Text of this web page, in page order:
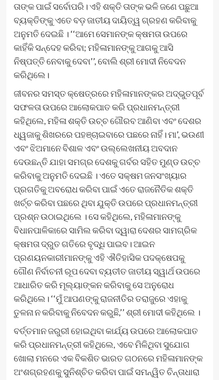
ତାଙ୍କ ପାଇଁ ସର୍ବୋପରି। ଏହି ଶକ୍ତି ତାଙ୍କ ଭଳି ଜଣେ ପଛୁଆ
ବ୍ୟକ୍ତିଙ୍କୁ ଏତେ ବଡ଼ ଜାତୀୟ ଦାୟିତ୍ୱ ଗ୍ରହଣ କରିବାକୁ
ଅନୁମତି ଦେଇଛି । ‘‘ଆମେ ସେମାନଙ୍କ କ୍ଷମତା ଉପରେ
କାହିଁକି ସନ୍ଦେହ କରିବା; ମହିଳାମାନଙ୍କୁ ଆଗକୁ ଆସି
ନିଷ୍ପତ୍ତି ନେବାକୁ ଦେବା’’, ବୋଲି ଶ୍ରୀ ମୋଦୀ ନିବେଦନ
କରିଥିଲେ।
ଜୀବନର ସମସ୍ତ କ୍ଷେତ୍ରରେ ମହିଳାମାନଙ୍କର ଅଦ୍ଭୁତପୂର୍ବ
ସଫଳତା ଉପରେ ଆଲୋକପାତ କରି ପ୍ରଧାନମନ୍ତ୍ରୀ
କହିଥିଲେ, ମହିଳା ଶକ୍ତି ଉଚ୍ଚ ଗୌରବ ଆଣିବା ଏବଂ ଦେଶର
ଧ୍ୱଜାକୁ ଶିଖରରେ ପହଞ୍ଚାଇବାରେ ପଛରେ ନାହିଁ। ମା’, ଭଉଣୀ
ଏବଂ ଝିଅମାନେ ବିଶାଳ ଏବଂ ଉଲ୍ଲେଖନୀୟ ଅବଦାନ
ଦେଉଛନ୍ତି ଯାହା ସମଗ୍ର ଦେଶକୁ ଗର୍ବର ସହିତ ମୁଣ୍ଡ ଉଚ୍ଚ
କରିବାକୁ ଅନୁମତି ଦେଇଛି । ଏତେ ସକ୍ଷମ ଜନସଂଖ୍ୟାର
ପ୍ରଗତିକୁ ଅବରୋଧ କରିବା ପାଇଁ ଏତେ ରାଜନୈତିକ ଶକ୍ତି
ଖର୍ଚ୍ଚ କରିବା ପଛରେ ଥିବା ଯୁକ୍ତି ଉପରେ ପ୍ରଧାନମନ୍ତ୍ରୀ
ପ୍ରଶ୍ନ ଉଠାଇଥିଲେ । ସେ କହିଥିଲେ, ମହିଳାମାନଙ୍କୁ
ବିଧାନପାଳିକାରେ ସାମିଲ କରିବା ଦ୍ୱାରା ଦେଶର ସାମଗ୍ରିକ
କ୍ଷମତା ଦ୍ରୁତ ଗତିରେ ବୃଦ୍ଧି ପାଇବ। ଆଇନ
ପ୍ରଣୟନକାରୀମାନଙ୍କୁ ଏହି ଐତିହାସିକ ପଦକ୍ଷେପକୁ
ଗୌଣ ନିର୍ବାଚନୀ ରୂପ ଦେବା ବ୍ୟତୀତ ଜାତୀୟ ସ୍ୱାର୍ଥ ଉପରେ
ଆଧାରିତ କରି ମୂଲ୍ୟାଙ୍କନ କରିବାକୁ ସେ ଅନୁରୋଧ
କରିଥିଲେ। ‘‘ମୁଁ ଆପଣଙ୍କୁ ରାଜନୀତିର ତରାଜୁରେ ଏହାକୁ
ତୁଳନା ନ କରିବାକୁ ନିବେଦନ କରୁଛି,’’ ଶ୍ରୀ ମୋଦୀ କହିଥିଲେ ।
ବର୍ତ୍ତମାନ ଜରୁରୀ ହୋଇଥିବା କାର୍ଯ୍ୟ ଉପରେ ଆଲୋକପାତ
କରି ପ୍ରଧାନମନ୍ତ୍ରୀ କହିଥିଲେ, ଏବେ ମିଳିଥିବା ସୁଯୋଗ
ଖୋଲା ମନରେ ଏକ ବିକଶିତ ଭାରତ ଗଠନରେ ମହିଳାମାନଙ୍କ
ଅଂଶଗ୍ରହଣକୁ ସୁନିଶ୍ଚିତ କରିବା ପାଇଁ ସମନ୍ୱିତ ଚିନ୍ତାଧାରା